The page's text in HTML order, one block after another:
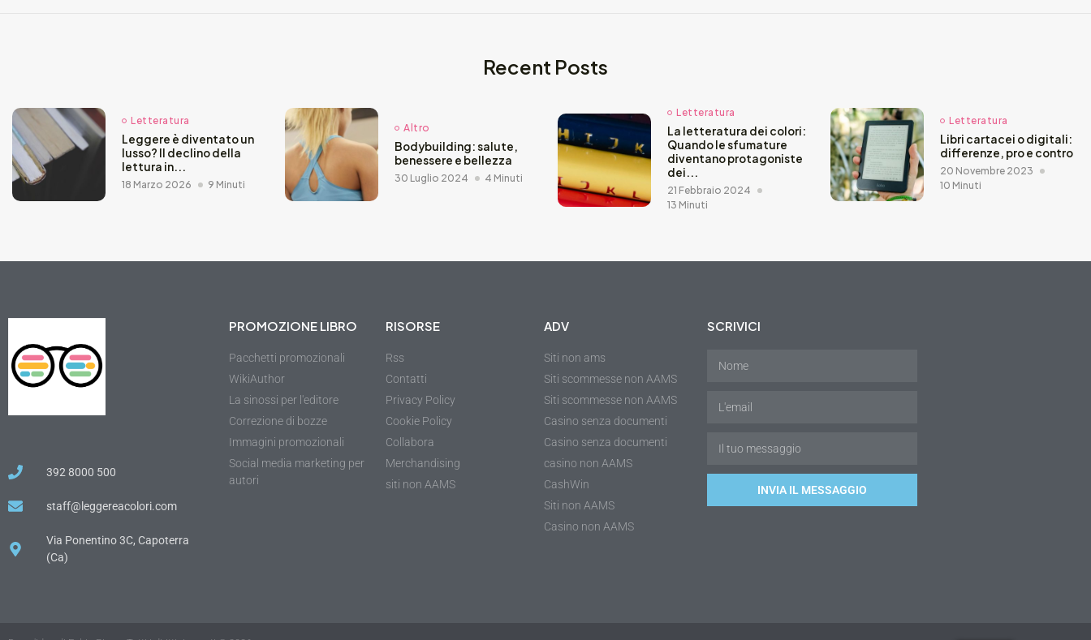
Recent Posts
Letteratura
Leggere è diventato un
lusso? Il declino della
lettura in...
18 Marzo 2026 9 Minuti
Altro
Bodybuilding: salute,
benessere e bellezza
30 Luglio 2024 4 Minuti
Letteratura
La letteratura dei colori:
Quando le sfumature
diventano protagoniste
dei...
21 Febbraio 2024
13 Minuti
Letteratura
Libri cartacei o digitali:
differenze, pro e contro
20 Novembre 2023
10 Minuti
392 8000 500
staff@leggereacolori.com
Via Ponentino 3C, Capoterra
(Ca)
PROMOZIONE LIBRO
Pacchetti promozionali
WikiAuthor
La sinossi per l'editore
Correzione di bozze
Immagini promozionali
Social media marketing per
autori
RISORSE
Rss
Contatti
Privacy Policy
Cookie Policy
Collabora
Merchandising
siti non AAMS
ADV
Siti non ams
Siti scommesse non AAMS
Siti scommesse non AAMS
Casino senza documenti
Casino senza documenti
casino non AAMS
CashWin
Siti non AAMS
Casino non AAMS
SCRIVICI
INVIA IL MESSAGGIO